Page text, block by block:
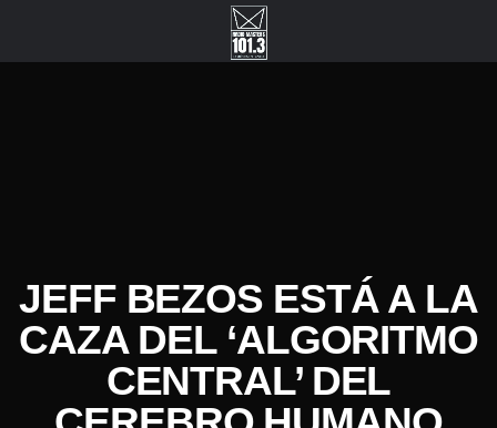
JEFF BEZOS ESTÁ A LA
CAZA DEL ‘ALGORITMO
CENTRAL’ DEL